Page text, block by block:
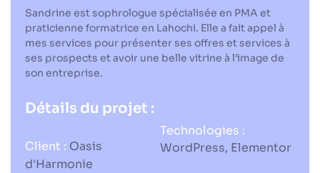
Sandrine est sophrologue spécialisée en PMA et
praticienne formatrice en Lahochi. Elle a fait appel à
mes services pour présenter ses offres et services à
ses prospects et avoir une belle vitrine à l’image de
son entreprise.
Détails du projet :
Client : Oasis
d'Harmonie
Technologies :
WordPress, Elementor